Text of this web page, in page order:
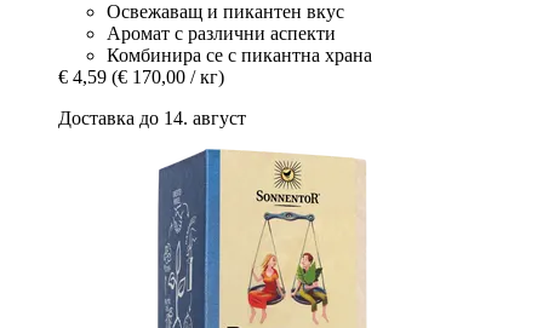
Освежаващ и пикантен вкус
Аромат с различни аспекти
Комбинира се с пикантна храна
€ 4,59 (€ 170,00 / кг)
Доставка до 14. август